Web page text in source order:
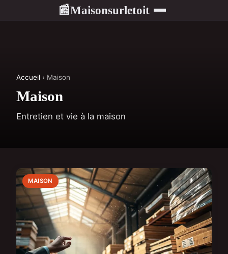
📰Maisonsurletoit
Accueil › Maison
Maison
Entretien et vie à la maison
MAISON